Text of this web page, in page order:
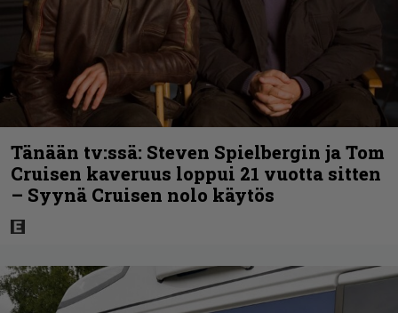
Tänään tv:ssä: Steven Spielbergin ja Tom
Cruisen kaveruus loppui 21 vuotta sitten
– Syynä Cruisen nolo käytös